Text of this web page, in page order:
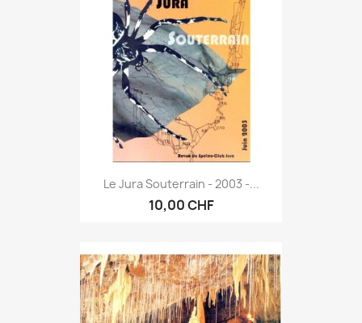
Le Jura Souterrain - 2003 -...
10,00 CHF